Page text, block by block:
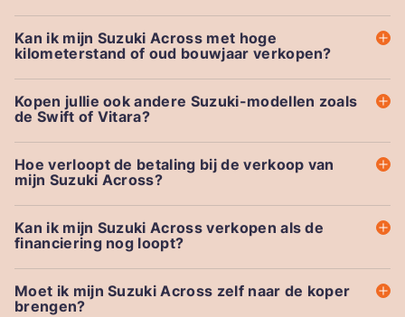
Kan ik mijn Suzuki Across met hoge
kilometerstand of oud bouwjaar verkopen?
Kopen jullie ook andere Suzuki-modellen zoals
de Swift of Vitara?
Hoe verloopt de betaling bij de verkoop van
mijn Suzuki Across?
Kan ik mijn Suzuki Across verkopen als de
financiering nog loopt?
Moet ik mijn Suzuki Across zelf naar de koper
brengen?